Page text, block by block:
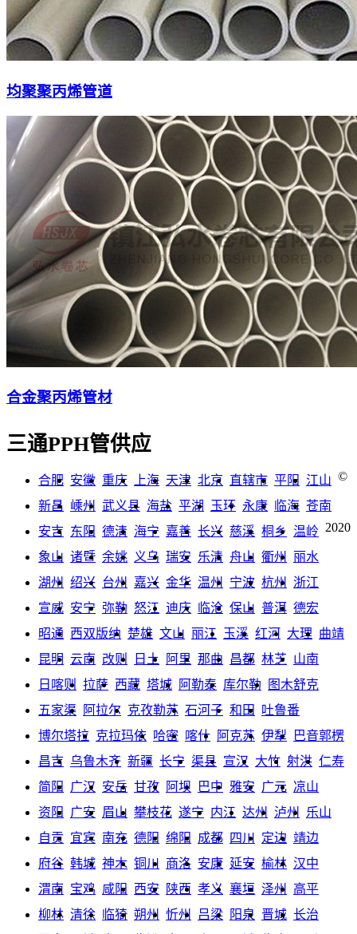
均聚聚丙烯管道
合金聚丙烯管材
三通PPH管供应
合肥 安徽 重庆 上海 天津 北京 直辖市 平阳
江山
新昌 嵊州 武义县 海盐 平湖 玉环 永康 临海 苍南
安吉 东阳 德清 海宁 嘉善 长兴 慈溪 桐乡 温岭
象山 诸暨 余姚 义乌 瑞安 乐清 舟山 衢州
丽水
湖州
绍兴 台州 嘉兴 金华 温州 宁波 杭州
浙江
宣威 安宁 弥勒 怒江 迪庆 临沧 保山 普洱 德宏
昭通 西双版纳 楚雄 文山 丽江 玉溪 红河 大理 曲靖
昆明 云南 改则 日土 阿里 那曲 昌都 林芝 山南
日喀则
拉萨 西藏 塔城 阿勒泰 库尔勒
图木舒克
五家渠
阿拉尔 克孜勒苏 石河子 和田
吐鲁番
博尔塔拉 克拉玛依 哈密 喀什 阿克苏 伊犁
巴音郭楞
昌吉 乌鲁木齐 新疆 长宁 渠县 宣汉 大竹 射洪 仁寿
简阳
广汉 安岳 甘孜 阿坝 巴中 雅安 广元 凉山
资阳
广安 眉山 攀枝花 遂宁 内江 达州 泸州
乐山
自贡 宜宾 南充 德阳 绵阳 成都 四川 定边 靖边
府谷 韩城 神木 铜川 商洛 安康 延安 榆林 汉中
渭南 宝鸡 咸阳 西安 陕西 孝义 襄垣 泽州
高平
柳林 清徐 临猗 朔州 忻州 吕梁 阳泉 晋城 长治
©
2020